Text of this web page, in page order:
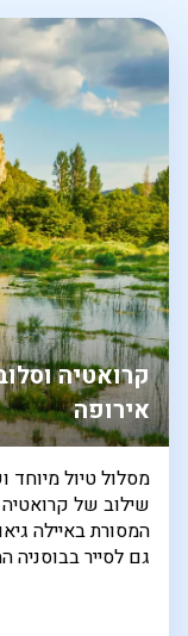
קרואטיה
אירופה
מסלול טיול מיוחד
שילוב של
המסורת באיילה
גם לסייר בבוסניה